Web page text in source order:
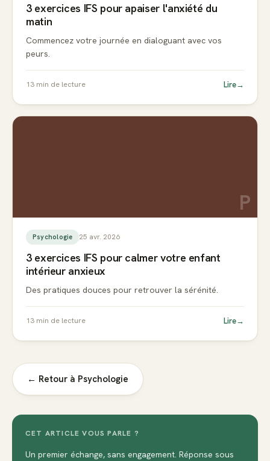
3 exercices IFS pour apaiser l'anxiété du
matin
Commencez votre journée en dialoguant avec vos
peurs.
13 min de lecture Lire→
P
Psychologie 25 avr. 2026
3 exercices IFS pour calmer votre enfant
intérieur anxieux
Des pratiques douces pour retrouver la sérénité.
13 min de lecture Lire→
← Retour à Psychologie
CET ARTICLE VOUS PARLE ?
Un premier échange, sans engagement. Réponse sous